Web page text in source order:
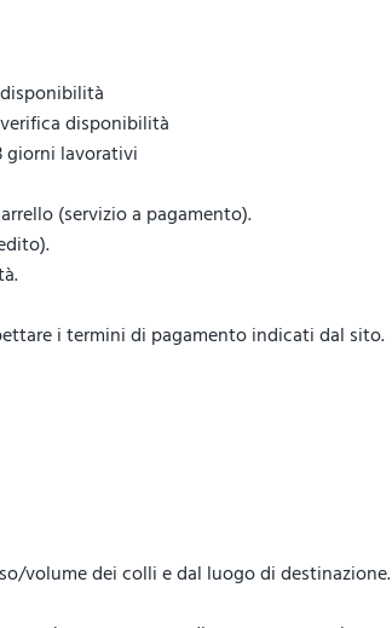
disponibilità
giorni lavorativi
(servizio a pagamento).
i termini di pagamento indicati dal sito.
volume dei colli e dal luogo di destinazione.